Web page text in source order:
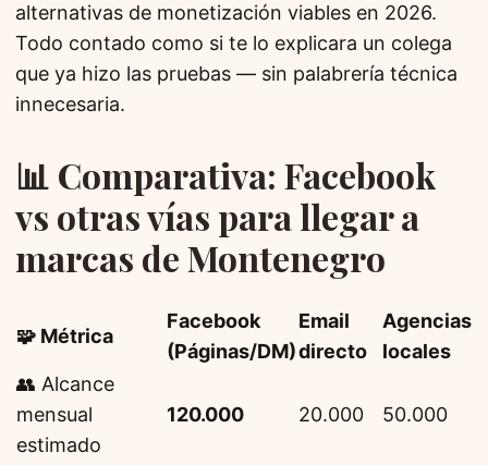
alternativas de monetización viables en 2026.
Todo contado como si te lo explicara un colega
que ya hizo las pruebas — sin palabrería técnica
innecesaria.
📊 Comparativa: Facebook
vs otras vías para llegar a
marcas de Montenegro
🧩 Métrica
Facebook
(Páginas/DM)
Email
directo
Agencias
locales
👥 Alcance
mensual
estimado
120.000 20.000 50.000